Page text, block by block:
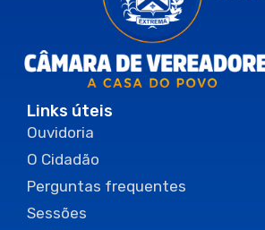
Links úteis
Ouvidoria
O Cidadão
Perguntas frequentes
Sessões